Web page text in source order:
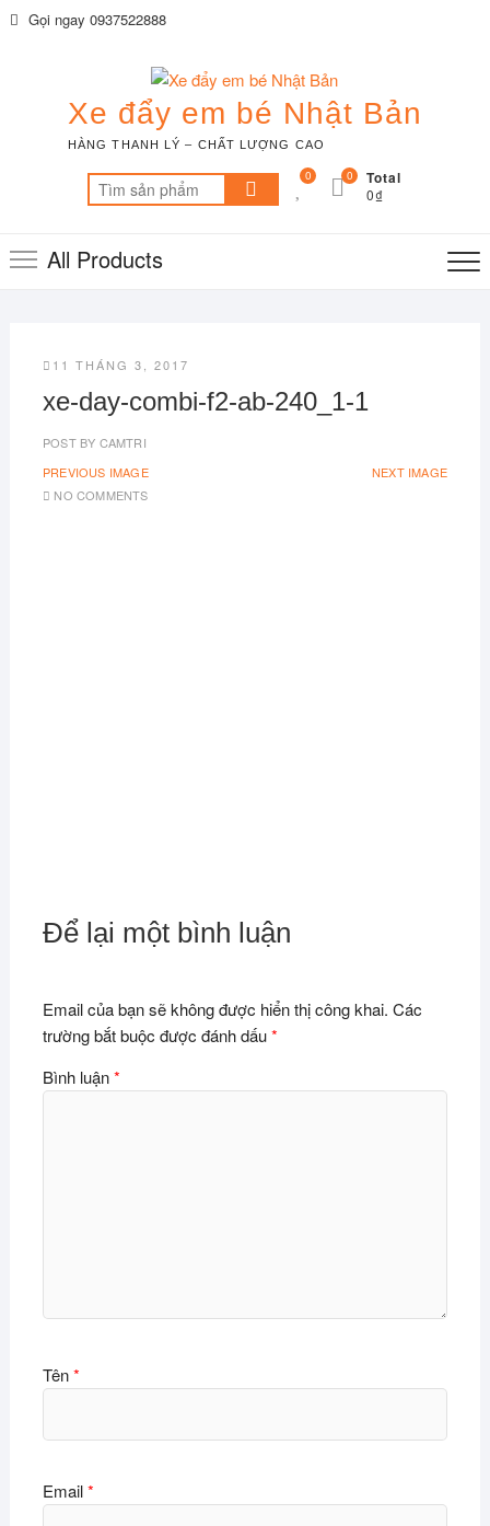
SkipGọi ngay 0937522888
Xe đẩy em bé Nhật Bản
HÀNG THANH LÝ – CHẤT LƯỢNG CAO
Tìm
kiếm:
0 Total
0₫
0
All Products
11 THÁNG 3, 2017
xe-day-combi-f2-ab-240_1-1
POST BY CAMTRI
PREVIOUS IMAGE
NEXT IMAGE
NO COMMENTS
Để lại một bình luận
Email của bạn sẽ không được hiển thị công khai. Các
trường bắt buộc được đánh dấu*
Bình luận*
Tên*
Email*